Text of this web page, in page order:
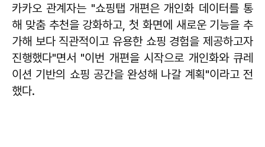
카카오 관계자는 "쇼핑탭 개편은 개인화 데이터를 통
해 맞춤 추천을 강화하고, 첫 화면에 새로운 기능을 추
가해 보다 직관적이고 유용한 쇼핑 경험을 제공하고자
진행했다"면서 "이번 개편을 시작으로 개인화와 큐레
이션 기반의 쇼핑 공간을 완성해 나갈 계획"이라고 전
했다.